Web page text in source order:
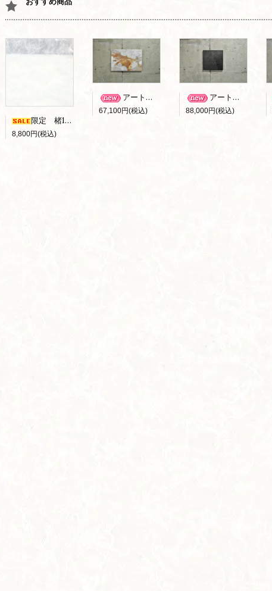
限定 楮100％ 雲竜障子紙 （ｷｽﾞｱﾘ）
8,800円(税込)
アートパネル B-006
67,100円(税込)
アートパネル B-010
88,000円(税込)